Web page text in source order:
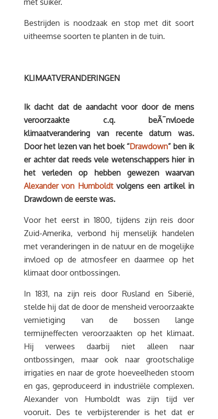
Bestrijden is noodzaak en stop met dit soort
uitheemse soorten te planten in de tuin.
KLIMAATVERANDERINGEN
Ik dacht dat de aandacht voor door de mens
veroorzaakte c.q. beÃ¯nvloede
klimaatverandering van recente datum was.
Door het lezen van het boek “Drawdown” ben ik
er achter dat reeds vele wetenschappers hier in
het verleden op hebben gewezen waarvan
Alexander von Humboldtvolgens een artikel in
Drawdown de eerste was.
Voor het eerst in 1800, tijdens zijn reis door
Zuid-Amerika, verbond hij menselijk handelen
met veranderingen in de natuur en de mogelijke
invloed op de atmosfeer en daarmee op het
klimaat door ontbossingen.
In 1831, na zijn reis door Rusland en Siberië,
stelde hij dat de door de mensheid veroorzaakte
vernietiging van de bossen lange
termijneffecten veroorzaakten op het klimaat.
Hij verwees daarbij niet alleen naar
ontbossingen, maar ook naar grootschalige
irrigaties en naar de grote hoeveelheden stoom
en gas, geproduceerd in industriële complexen.
Alexander von Humboldt was zijn tijd ver
vooruit. Des te verbijsterender is het dat er